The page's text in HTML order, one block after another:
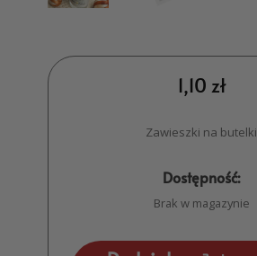
1,10 zł
Zawieszki na butelki
Dostępność:
Brak w magazynie